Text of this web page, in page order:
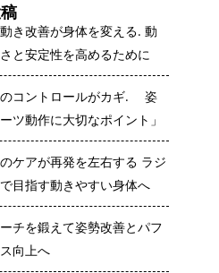
き改善が身体を変える. 動
と安定性を高めるために
のコントロールがカギ. 姿
ツ動作に大切なポイント」
ケアが再発を左右する ラジ
目指す動きやすい身体へ
チを鍛えて姿勢改善とパフ
向上へ